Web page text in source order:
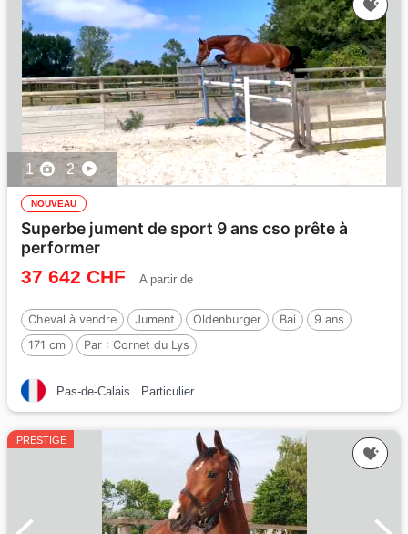
1 2
NOUVEAU
Superbe jument de sport 9 ans cso prête à
performer
37 642 CHF A partir de
Cheval à vendre Jument Oldenburger Bai
9 ans
171 cm
Par : Cornet du Lys
Pas-de-Calais Particulier
PRESTIGE